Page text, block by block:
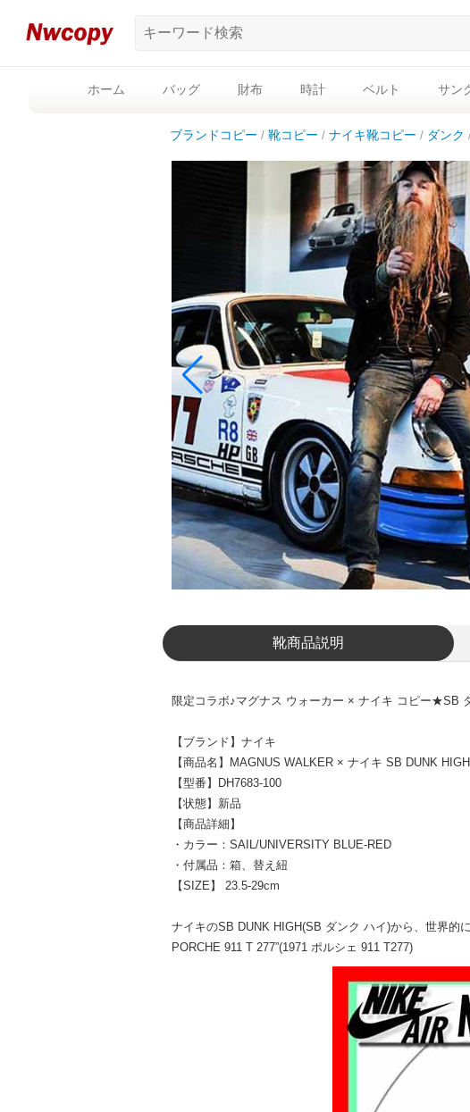
ホーム バッグ 財布 時計 ベルト サン
ブランドコピー 靴コピー ナイキ靴コピー ダンク
靴商品説明
限定コラボ♪マグナス ウォーカー × ナイキ コピー★SB
【ブランド】ナイキ
【商品名】MAGNUS WALKER × ナイキ SB DUNK HIGH
【型番】DH7683-100
【状態】新品
【商品詳細】
・カラー：SAIL/UNIVERSITY BLUE-RED
・付属品：箱、替え紐
【SIZE】 23.5-29cm
ナイキのSB DUNK HIGH(SB ダンク ハイ)から、世界的
PORCHE 911 T 277”(1971 ポルシェ 911 T277)